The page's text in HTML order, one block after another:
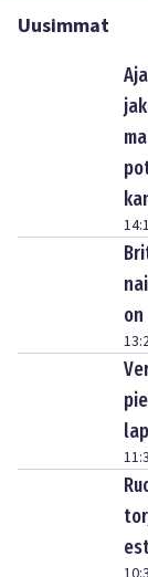
Uusimmat